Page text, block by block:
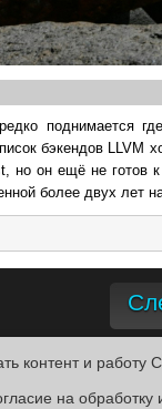
поднимается
бэкендов LLVM
он ещё не готов
более двух лет
контент и работу
на